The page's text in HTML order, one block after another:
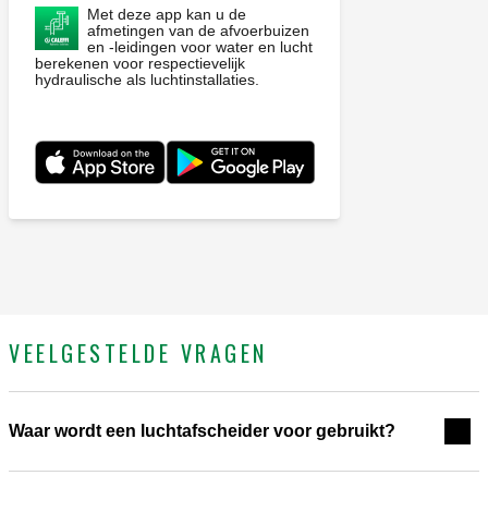
Met deze app kan u de
afmetingen van de afvoerbuizen
en -leidingen voor water en lucht
berekenen voor respectievelijk
hydraulische als luchtinstallaties.
VEELGESTELDE VRAGEN
Waar wordt een luchtafscheider voor gebruikt?